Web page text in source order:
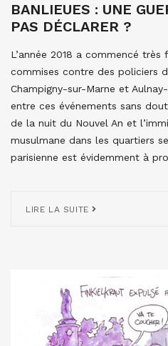
BANLIEUES : UNE
PAS DÉCLARER ?
L’année 2018 a commencé
commises contre des policiers
Champigny-sur-Marne et
entre ces événements sans
de la nuit du Nouvel An et
musulmane dans les quartiers
parisienne est évidemment à
LIRE LA SUITE